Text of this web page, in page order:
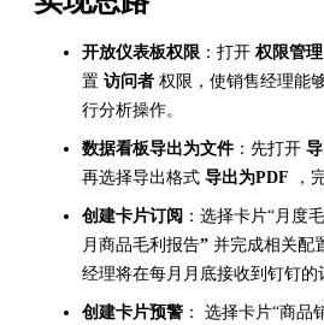
开放仪表板权限 ：打开 权限管理
置 访问者 权限，使销售经理能
行分析操作。
数据看板导出为文件：先打开
再选择导出格式 导出为PDF ，
创建卡片订阅 ：选择卡片“月度
月商品毛利报告” 并完成相关配
经理将在每月月底接收到钉钉的
创建卡片预警 ： 选择卡片“商品